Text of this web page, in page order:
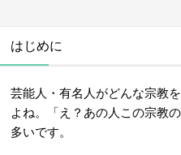
はじめに
芸能人・有名人がどんな宗教
よね。「え？あの人この宗教
多いです。